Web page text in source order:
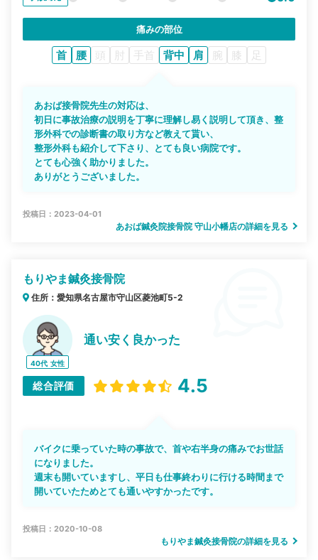
痛みの部位
首 腰 頭 肘 手首 背中 肩 腕 膝 足
あおば接骨院先生の対応は、
初日に事故治療の説明を丁寧に理解し易く説明して頂き、整
形外科での診断書の取り方など教えて貰い、
整形外科も紹介して下さり、とても良い病院です。
とても心強く助かりました。
ありがとうございました。
投稿日：2023-04-01
あおば鍼灸院接骨院 守山小幡店の詳細を見る
もりやま鍼灸接骨院
住所：愛知県名古屋市守山区菱池町5-2
40代 女性
通い安く良かった
総合評価 4.5
バイクに乗っていた時の事故で、首や右半身の痛みでお世話
になりました。
週末も開いていますし、平日も仕事終わりに行ける時間まで
開いていたためとても通いやすかったです。
投稿日：2020-10-08
もりやま鍼灸接骨院の詳細を見る